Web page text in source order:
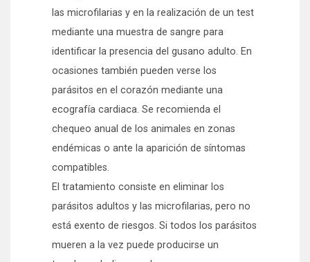
las microfilarias y en la realización de un test
mediante una muestra de sangre para
identificar la presencia del gusano adulto. En
ocasiones también pueden verse los
parásitos en el corazón mediante una
ecografía cardiaca. Se recomienda el
chequeo anual de los animales en zonas
endémicas o ante la aparición de síntomas
compatibles.
El tratamiento consiste en eliminar los
parásitos adultos y las microfilarias, pero no
está exento de riesgos. Si todos los parásitos
mueren a la vez puede producirse un